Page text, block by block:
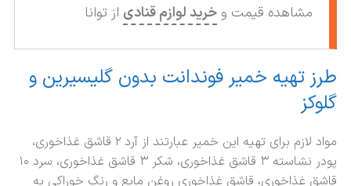
مشاهده قیمت و خرید لوازم قنادی از توانا
طرز تهیه خمیر فوندانت بدون گلیسیرین و
گلوکز
مواد لازم برای تهیه این خمیر عبارتند از آرد ۲ قاشق غذاخوری،
پودر نشاسته ۳ قاشق غذاخوری، شکر ۳ قاشق غذاخوری، سرد ۱۰
قاشق غذاخوری، قاشق غذاخوری روغن مایع و رنگ خوراکی به